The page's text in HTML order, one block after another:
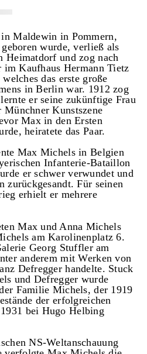
Maldewin in Pommern,
wurde, verließ als
Heimatdorf und zog nach
Kaufhaus Hermann Tietz
das erste große
in Berlin war. 1912 zog
er seine zukünftige Frau
Kunstszene
Max in den Ersten
heiratete das Paar.
Max Michels in Belgien
Infanterie-Bataillon
er schwer verwundet und
zurückgesandt. Für seinen
erhielt er mehrere
Max und Anna Michels
am Karolinenplatz 6.
Georg Stuffler am
anderem mit Werken von
Defregger handelte. Stuck
und Defregger wurde
Familie Michels, der 1919
der erfolgreichen
bei Hugo Helbing
NS-Weltanschauung